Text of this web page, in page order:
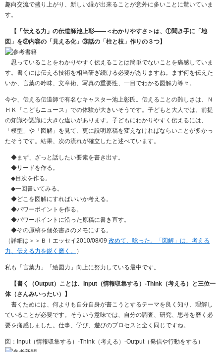
趣向交流で盛り上がり、新しい縁が出来ることが意外に多いことに驚いていま
す。
【「伝える力」の伝道師池上彰――＜わかりやすさ＞は、①聞き手に「地
図」を②内容の「見える化」③話の「柱と枝」作りの３つ】
思っていることをわかりやすく伝えることは簡単でないことを痛感していま
す。書くには伝える技術を相当研ぎ続ける必要がありますね。まず何を伝えた
いか、言葉の吟味、文章術、写真の重要性、一目でわかる図解力等々。
今や、伝える伝道師で有名なキャスター池上彰氏。伝えることの難しさは、Ｎ
ＨＫ「こどもニュース」での体験が大きいそうです。子どもと大人では、前提
の知識や認識に大きな違いがあります。子どもにわかりやすく伝えるには、
「模型」や「図解」を見て、更に説明原稿を変えなければならいことが多かっ
たそうです。結果、次の流れが確立したと述べています。
◆まず、ざっと話したい要素を書き出す。
◆リードを作る。
◆目次を作る。
◆一回書いてみる。
◆どこを図解にすればいいか考える。
◆パワーポイントを作る。
◆パワーポイントに沿った原稿に書き直す。
◆その原稿を個条書きのメモにする。
（詳細は＞＞ＢＩエッセイ2010/08/09 改めて、唸った。「図解」は、考える
力、伝える力を鋭く磨く。
）
私も「言葉力」「絵図力」向上に努力している最中です。
【書く（Output）ことは、Input（情報収集する）-Think（考える）と三位一
体（さんみいったい）】
書くためには、何よりも自分自身が書こうとするテーマを良く知り、理解し
ていることが必要です。そういう意味では、自分の調査、研究、思考を磨く必
要を痛感しました。仕事、学び、遊びのプロセスと全く同じですね。
図：Input（情報収集する）-Think（考える）-Output（発信や行動をする）